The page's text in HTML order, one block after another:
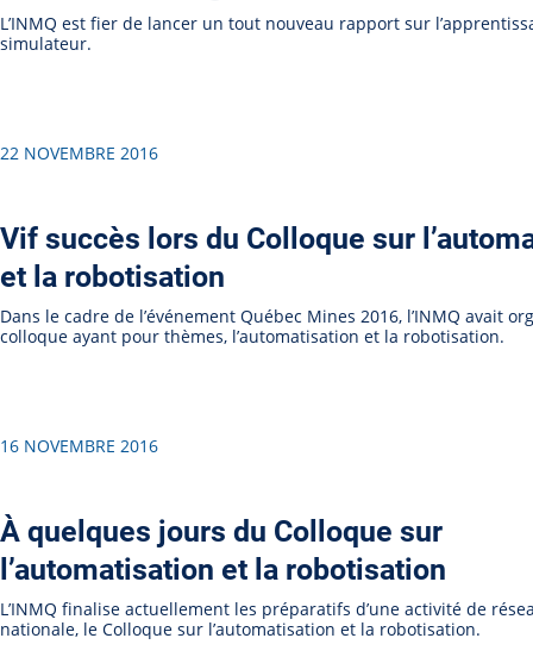
L’INMQ est fier de lancer un tout nouveau rapport sur
simulateur.
22 NOVEMBRE 2016
Vif succès lors du Colloque sur
et la robotisation
Dans le cadre de l’événement Québec Mines 2016, l’INMQ avait
colloque ayant pour thèmes, l’automatisation et la robotisation.
16 NOVEMBRE 2016
À quelques jours du Colloque sur
l’automatisation et la robotisation
L’INMQ finalise actuellement les préparatifs d’une activité de
nationale, le Colloque sur l’automatisation et la robotisation.